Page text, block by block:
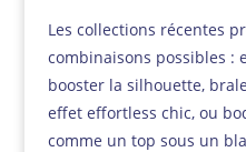
Les collections récentes
combinaisons possibles :
booster la silhouette,
effet effortless chic, ou
comme un top sous un